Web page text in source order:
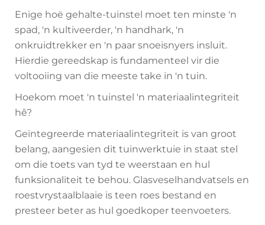
Enige hoë gehalte-tuinstel moet ten minste 'n
spad, 'n kultiveerder, 'n handhark, 'n
onkruidtrekker en 'n paar snoeisnyers insluit.
Hierdie gereedskap is fundamenteel vir die
voltooiing van die meeste take in 'n tuin.
Hoekom moet 'n tuinstel 'n materiaalintegriteit
hê?
Geïntegreerde materiaalintegriteit is van groot
belang, aangesien dit tuinwerktuie in staat stel
om die toets van tyd te weerstaan en hul
funksionaliteit te behou. Glasveselhandvatsels en
roestvrystaalblaaie is teen roes bestand en
presteer beter as hul goedkoper teenvoeters.